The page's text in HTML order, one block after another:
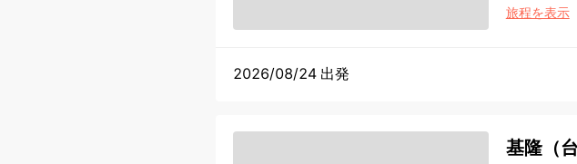
旅程を表示
2026/08/24 出発
基隆（